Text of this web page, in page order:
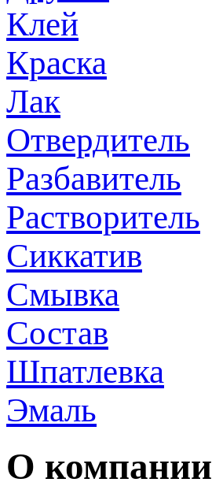
Клей
Краска
Лак
Отвердитель
Разбавитель
Растворитель
Сиккатив
Смывка
Состав
Шпатлевка
Эмаль
О компании